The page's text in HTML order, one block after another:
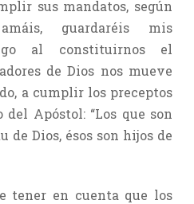
sus mandatos, según
guardaréis mis
al constituirnos el
de Dios nos mueve
a cumplir los preceptos
del Apóstol: “Los que son
Dios, ésos son hijos de
tener en cuenta que los